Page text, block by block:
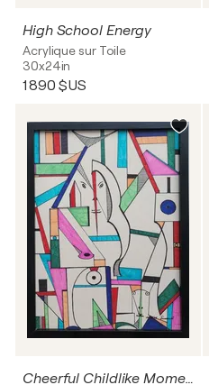
High School Energy
Acrylique sur Toile
30x24in
1 890 $US
Cheerful Childlike Moment 2